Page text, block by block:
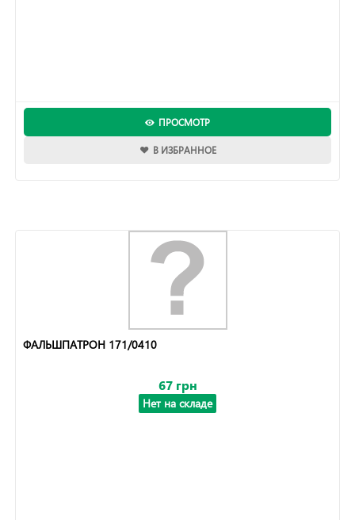
ПРОСМОТР
В ИЗБРАННОЕ
ФАЛЬШПАТРОН 171/0410
67 грн
Нет на складе